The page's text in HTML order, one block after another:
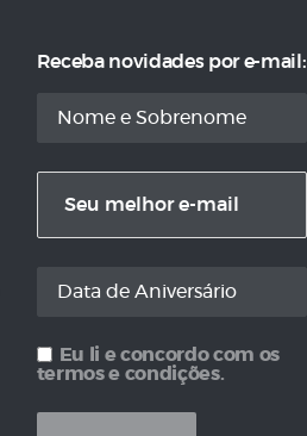
Receba novidades por e-mail:
Eu li e concordo com os
termos e condições.